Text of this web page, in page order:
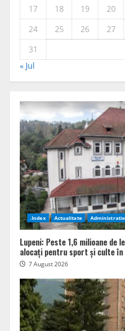
17
18 19 20
24
25 26 27
31
« Jul
.Index Actualitate Administratie
Lupeni: Peste 1,6 milioane de
alocați pentru sport și culte în
7 August 2026